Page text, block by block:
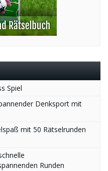
Spiel
Denksport mit
mit 50 Rätselrunden
Runden